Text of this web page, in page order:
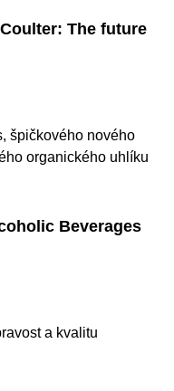
The future
špičkového nového
organického uhlíku
Beverages
a kvalitu